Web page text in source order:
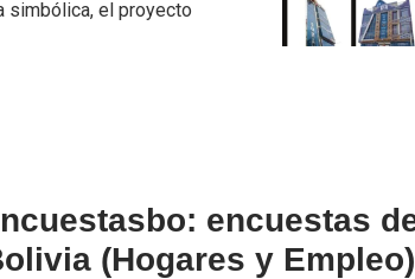
simbólica, el proyecto
encuestas
(Hogares y